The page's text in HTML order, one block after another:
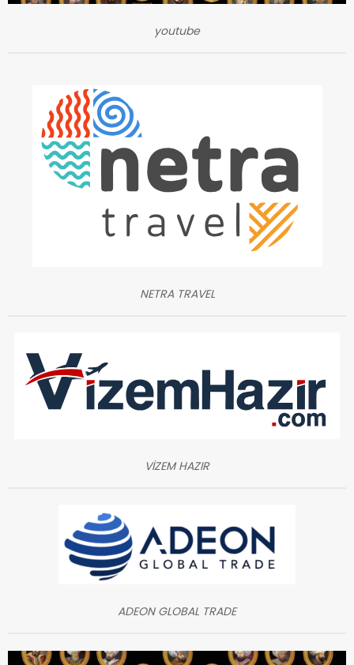
youtube
NETRA TRAVEL
VİZEM HAZIR
ADEON GLOBAL TRADE